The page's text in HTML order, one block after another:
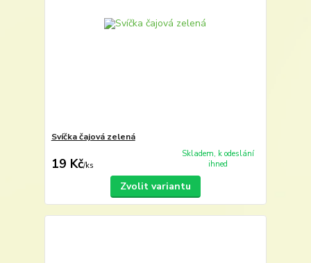
Svíčka čajová zelená
19 Kč/ks
Skladem, k odeslání
ihned
Zvolit variantu